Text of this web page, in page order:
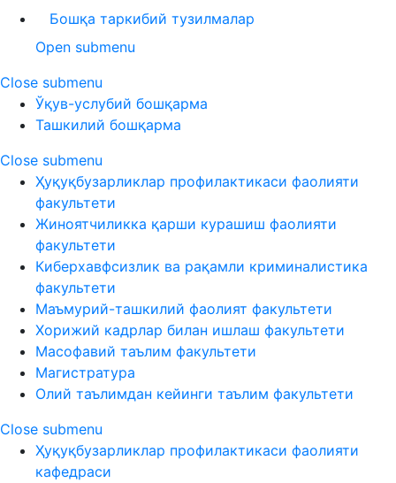
Бошқа таркибий тузилмалар
Open submenu
Close submenu
Ўқув-услубий бошқарма
Ташкилий бошқарма
Close submenu
Ҳуқуқбузарликлар профилактикаси фаолияти
факультети
Жиноятчиликка қарши курашиш фаолияти
факультети
Киберхавфсизлик ва рақамли криминалистика
факультети
Маъмурий-ташкилий фаолият факультети
Хорижий кадрлар билан ишлаш факультети
Масофавий таълим факультети
Магистратура
Олий таълимдан кейинги таълим факультети
Close submenu
Ҳуқуқбузарликлар профилактикаси фаолияти
кафедраси